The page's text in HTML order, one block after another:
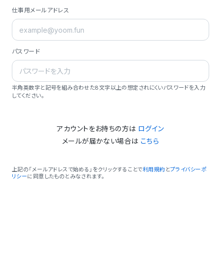
仕事用メールアドレス
パスワード
半角英数字と記号を組み合わせた8文字以上の想定されにくいパスワードを入力
してください。
アカウントをお持ちの方は ログイン
メールが届かない場合は こちら
上記の「メールアドレスで始める」をクリックすることで利用規約 とプライバシーポ
リシーに同意したものとみなされます。